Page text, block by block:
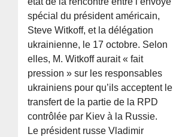
spécial du président américain,
Steve Witkoff, et la délégation
ukrainienne, le 17 octobre. Selon
elles, M. Witkoff aurait « fait
pression » sur les responsables
ukrainiens pour qu’ils acceptent le
transfert de la partie de la RPD
contrôlée par Kiev à la Russie.
Le président russe Vladimir